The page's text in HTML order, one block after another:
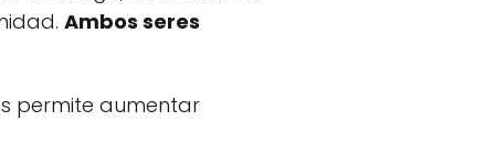
Ambos seres
permite aumentar